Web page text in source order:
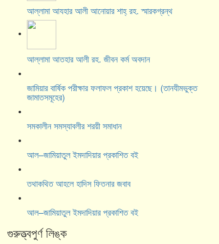
আল্লামা আযহার আলী আনোয়ার শাহ্‌ রহ. স্মারকগ্রন্থ
আল্লামা আতহার আলী রহ. জীবন কর্ম অবদান
জামিয়ার বার্ষিক পরীক্ষার ফলাফল প্রকাশ হয়েছে। (তানযীমভুক্ত
জামাতসমূহের)
সমকালীন সমস্যাবলীর শরয়ী সমাধান
আল–জামিয়াতুল ইমদাদিয়ার প্রকাশিত বই
তথাকথিত আহলে হাদিস ফিতনার জবাব
আল–জামিয়াতুল ইমদাদিয়ার প্রকাশিত বই
গুরুত্ত্বপুর্ণ লিঙ্ক